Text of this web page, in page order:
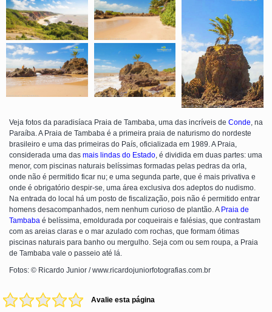
Veja fotos da paradisíaca Praia de Tambaba, uma das incríveis de Conde, na
Paraíba. A Praia de Tambaba é a primeira praia de naturismo do nordeste
brasileiro e uma das primeiras do País, oficializada em 1989. A Praia,
considerada uma das mais lindas do Estado, é dividida em duas partes: uma
menor, com piscinas naturais belíssimas formadas pelas pedras da orla,
onde não é permitido ficar nu; e uma segunda parte, que é mais privativa e
onde é obrigatório despir-se, uma área exclusiva dos adeptos do nudismo.
Na entrada do local há um posto de fiscalização, pois não é permitido entrar
homens desacompanhados, nem nenhum curioso de plantão. A Praia de
Tambaba é belíssima, emoldurada por coqueirais e falésias, que contrastam
com as areias claras e o mar azulado com rochas, que formam ótimas
piscinas naturais para banho ou mergulho. Seja com ou sem roupa, a Praia
de Tambaba vale o passeio até lá.
Fotos: © Ricardo Junior / www.ricardojuniorfotografias.com.br
Avalie esta página